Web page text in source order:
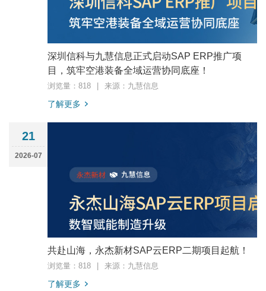
深圳信科与九慧信息正式启动SAP ERP推广项
目，筑牢空港装备全域运营协同底座！
浏览量：818 来源：九慧信息
了解更多
21
2026-07
共赴山海，永杰新材SAP云ERP二期项目起航！
浏览量：818 来源：九慧信息
了解更多